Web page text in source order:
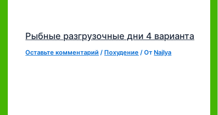
Рыбные разгрузочные дни 4 варианта
Оставьте комментарий / Похудение / От Najlya